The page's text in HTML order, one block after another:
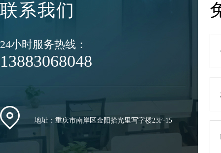
联系我们
24小时服务热线：
13883068048
地址：重庆市南岸区金阳拾光里写字楼23F-15